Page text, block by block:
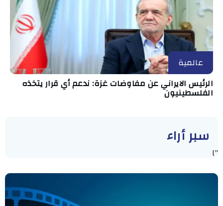
عالمية
الرئيس الايراني عن مفاوضات غزة: ندعم أي قرار يتخذه
الفلسطينيون
سبر أراء
"]